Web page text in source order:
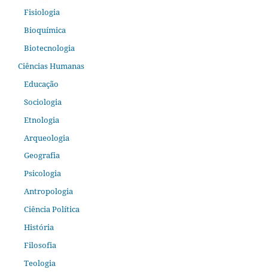
Fisiologia
Bioquímica
Biotecnologia
Ciências Humanas
Educação
Sociologia
Etnologia
Arqueologia
Geografia
Psicologia
Antropologia
Ciência Política
História
Filosofia
Teologia